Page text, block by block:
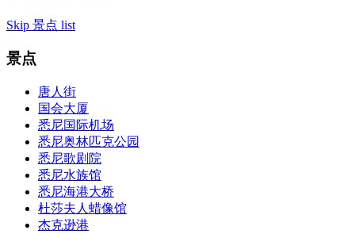
Skip 景点 list
景点
唐人街
国会大厦
悉尼国际机场
悉尼奥林匹克公园
悉尼歌剧院
悉尼水族馆
悉尼海港大桥
杜莎夫人蜡像馆
杰克逊港